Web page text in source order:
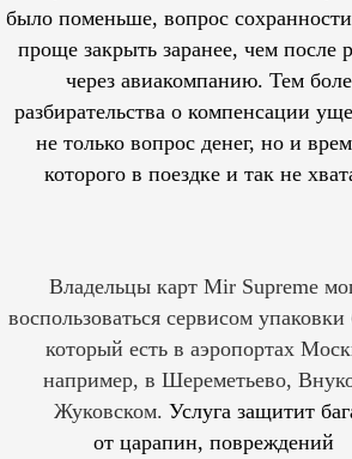
было поменьше, вопрос
проще закрыть заранее, чем после
через авиакомпанию. Тем
разбирательства о компенсации
не только вопрос денег, но и
которого в поездке и так не
Владельцы карт Mir Supreme
воспользоваться сервисом упаковки
который есть в аэропортах
например, в Шереметьево,
Жуковском. Услуга защитит
от царапин, повреждений